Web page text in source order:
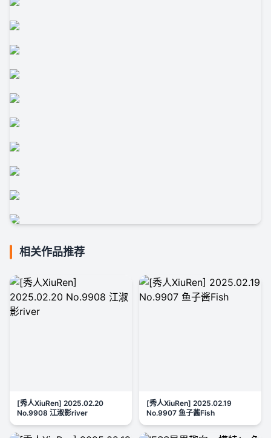
相关作品推荐
[秀人XiuRen] 2025.02.20
No.9908 江淑影river
[秀人XiuRen] 2025.02.19
No.9907 鱼子酱Fish